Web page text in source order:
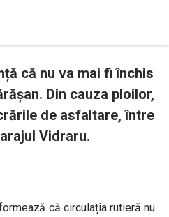
că nu va mai fi închis
Din cauza ploilor,
de asfaltare, între
Vidraru.
că circulația rutieră nu